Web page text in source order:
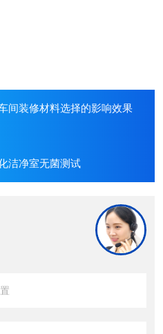
间装修材料选择的影响效果
洁净室无菌测试